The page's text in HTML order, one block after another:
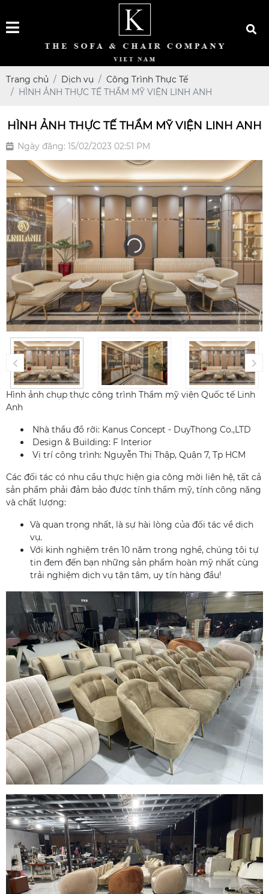
Trang chủ Dịch vụ
Công Trình Thực Tế
HÌNH ẢNH THỰC TẾ THẨM MỸ VIỆN LINH ANH
HÌNH ẢNH THỰC TẾ THẨM MỸ VIỆN LINH ANH
Ngày đăng: 15/02/2023 02:51 PM
Hình ảnh chụp thực công trình Thẩm mỹ viện Quốc tế Linh
Anh
Nhà thầu đồ rời: Kanus Concept - DuyThong Co.,LTD
Design & Building: F Interior
Vị trí công trình: Nguyễn Thị Thập, Quận 7, Tp HCM
Các đối tác có nhu cầu thực hiện gia công mời liên hệ, tất cả
sản phẩm phải đảm bảo được tính thẩm mỹ, tính công năng
và chất lượng:
Và quan trọng nhất, là sự hài lòng của đối tác về dịch
vụ.
Với kinh nghiệm trên 10 năm trong nghề, chúng tôi tự
tin đem đến bạn những sản phẩm hoàn mỹ nhất cùng
trải nghiệm dịch vụ tận tâm, uy tín hàng đầu!